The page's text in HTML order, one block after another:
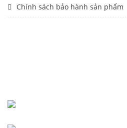
Chính sách bảo hành sản phẩm